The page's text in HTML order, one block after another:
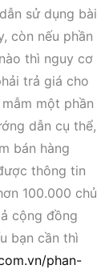
sử dụng bài
còn nếu phần
thì nguy cơ
trả giá cho
một phần
dẫn cụ thể,
bán hàng
thông tin
100.000 chủ
cộng đồng
bạn cần thì
phan-